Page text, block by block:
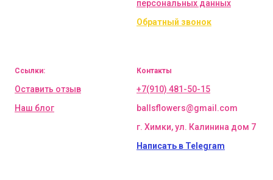
персональных данных
Обратный звонок
Ссылки:
Оставить отзыв
Наш блог
Контакты
+7(910) 481-50-15
ballsflowers@gmail.com
г. Химки, ул. Калинина дом 7
Написать в Telegram